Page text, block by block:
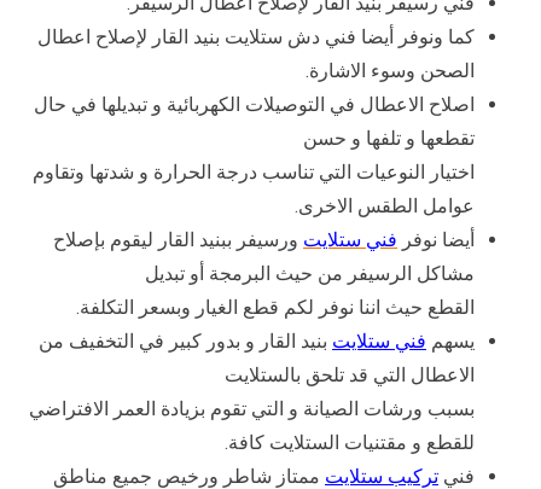
كما ونوفر أيضا فني دش ستلايت بنيد القار لإصلاح اعطال
الصحن وسوء الاشارة.
اصلاح الاعطال في التوصيلات الكهربائية و تبديلها في حال
تقطعها و تلفها و حسن
اختيار النوعيات التي تناسب درجة الحرارة و شدتها وتقاوم
عوامل الطقس الاخرى.
أيضا نوفر فني ستلايت ورسيفر ببنيد القار ليقوم بإصلاح
مشاكل الرسيفر من حيث البرمجة أو تبديل
القطع حيث اننا نوفر لكم قطع الغيار وبسعر التكلفة.
يسهم فني ستلايت بنيد القار و بدور كبير في التخفيف من
الاعطال التي قد تلحق بالستلايت
بسبب ورشات الصيانة و التي تقوم بزيادة العمر الافتراضي
للقطع و مقتنيات الستلايت كافة.
فني تركيب ستلايت ممتاز شاطر ورخيص جميع مناطق